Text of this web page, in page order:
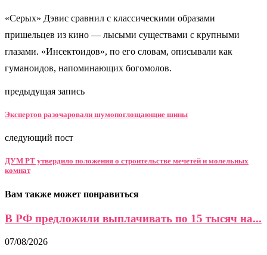
«Серых» Дэвис сравнил с классическими образами
пришельцев из кино — лысыми существами с крупными
глазами. «Инсектоидов», по его словам, описывали как
гуманоидов, напоминающих богомолов.
предыдущая запись
Экспертов разочаровали шумопоглощающие шины
следующий пост
ДУМ РТ утвердило положения о строительстве мечетей и молельных
комнат
Вам также может понравиться
В РФ предложили выплачивать по 15 тысяч на...
07/08/2026